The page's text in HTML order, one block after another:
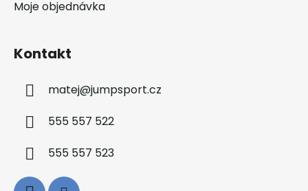
Moje objednávka
Kontakt
matej@jumpsport.cz
555 557 522
555 557 523